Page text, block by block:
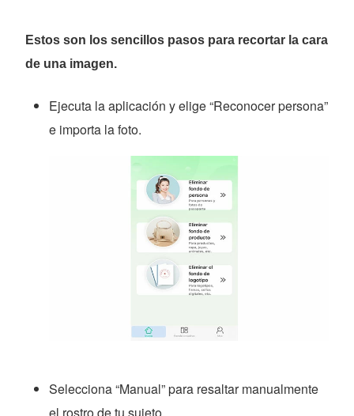
Estos son los sencillos pasos para recortar la cara
de una imagen.
Ejecuta la aplicación y elige “Reconocer persona”
e importa la foto.
Selecciona “Manual” para resaltar manualmente
el rostro de tu sujeto.